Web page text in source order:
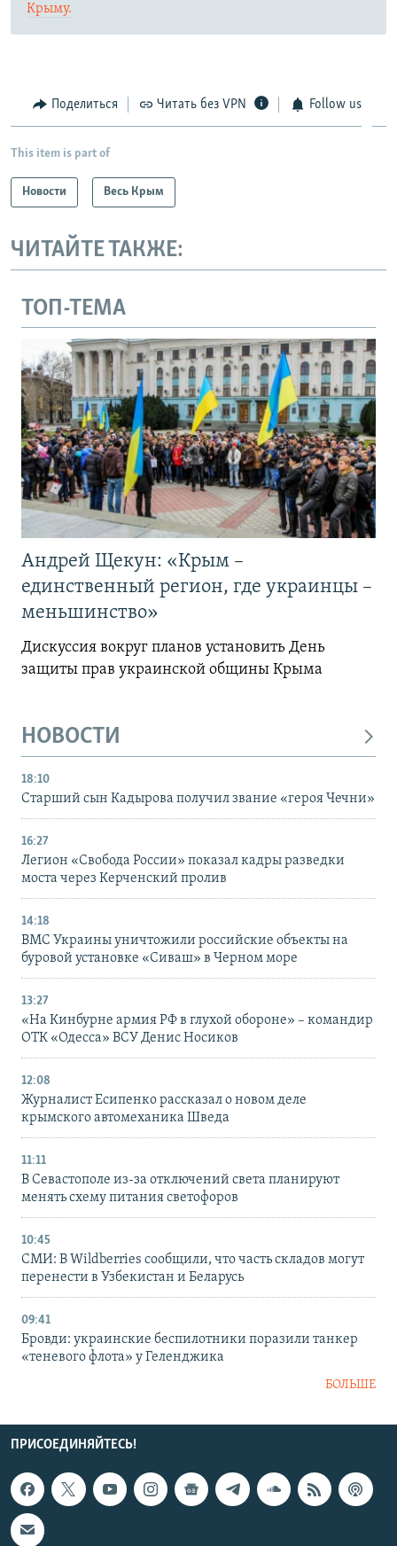
Крыму.
Поделиться Читать без VPN Follow us
This item is part of
Новости Весь Крым
ЧИТАЙТЕ ТАКЖЕ:
ТОП-ТЕМА
Андрей Щекун: «Крым –
единственный регион, где украинцы –
меньшинство»
Дискуссия вокруг планов установить День
защиты прав украинской общины Крыма
НОВОСТИ
18:10
Старший сын Кадырова получил звание «героя Чечни»
16:27
Легион «Свобода России» показал кадры разведки
моста через Керченский пролив
14:18
ВМС Украины уничтожили российские объекты на
буровой установке «Сиваш» в Черном море
13:27
«На Кинбурне армия РФ в глухой обороне» – командир
ОТК «Одесса» ВСУ Денис Носиков
12:08
Журналист Есипенко рассказал о новом деле
крымского автомеханика Шведа
11:11
В Севастополе из-за отключений света планируют
менять схему питания светофоров
10:45
СМИ: В Wildberries сообщили, что часть складов могут
перенести в Узбекистан и Беларусь
09:41
Бровди: украинские беспилотники поразили танкер
«теневого флота» у Геленджика
БОЛЬШЕ
ПРИСОЕДИНЯЙТЕСЬ!